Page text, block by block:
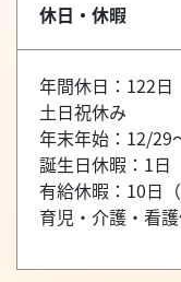
休日・休暇
年間休日：122日
土日祝休み
年末年始：12/29
誕生日休暇：1日
有給休暇：10日
育児・介護・看